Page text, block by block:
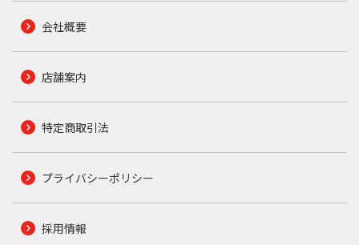
会社概要
店舗案内
特定商取引法
プライバシーポリシー
採用情報